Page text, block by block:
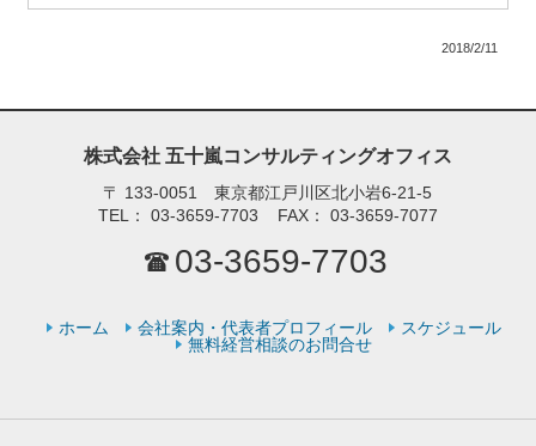
2018/2/11
株式会社 五十嵐コンサルティングオフィス
〒 133-0051 東京都江戸川区北小岩6-21-5
TEL：
03-3659-7703 FAX： 03-3659-7077
03-3659-7703
ホーム 会社案内・代表者プロフィール
スケジュール
無料経営相談のお問合せ